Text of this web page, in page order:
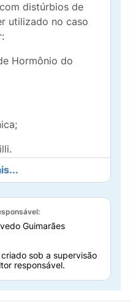
distúrbios de
utilizado no caso
Hormônio do
para tratar
idiopática
causa
Guimarães
sob a supervisão
responsável.